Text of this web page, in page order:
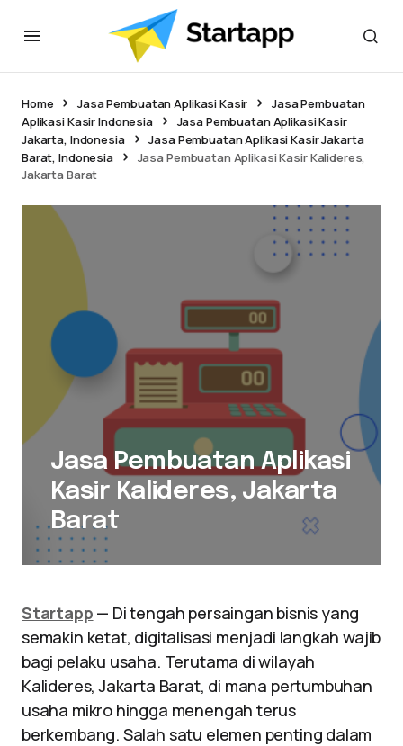
Home Jasa Pembuatan Aplikasi Kasir
Jasa Pembuatan
Aplikasi Kasir Indonesia
Jasa Pembuatan Aplikasi Kasir
Jakarta, Indonesia
Jasa Pembuatan Aplikasi Kasir Jakarta
Barat, Indonesia
Jasa Pembuatan Aplikasi Kasir Kalideres,
Jakarta Barat
Jasa Pembuatan Aplikasi
Kasir Kalideres, Jakarta
Barat
Startapp — Di tengah persaingan bisnis yang
semakin ketat, digitalisasi menjadi langkah wajib
bagi pelaku usaha. Terutama di wilayah
Kalideres, Jakarta Barat, di mana pertumbuhan
usaha mikro hingga menengah terus
berkembang. Salah satu elemen penting dalam